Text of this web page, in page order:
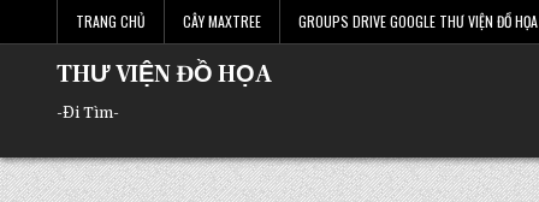
TRANG CHỦ CÂY MAXTREE GROUPS DRIVE GOOGLE THƯ VIỆN ĐỒ
THƯ VIỆN ĐỒ HỌA
-Đi Tìm-